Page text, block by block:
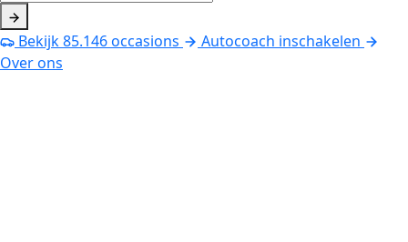
Bekijk85.146occasions
Autocoach inschakelen
Over ons